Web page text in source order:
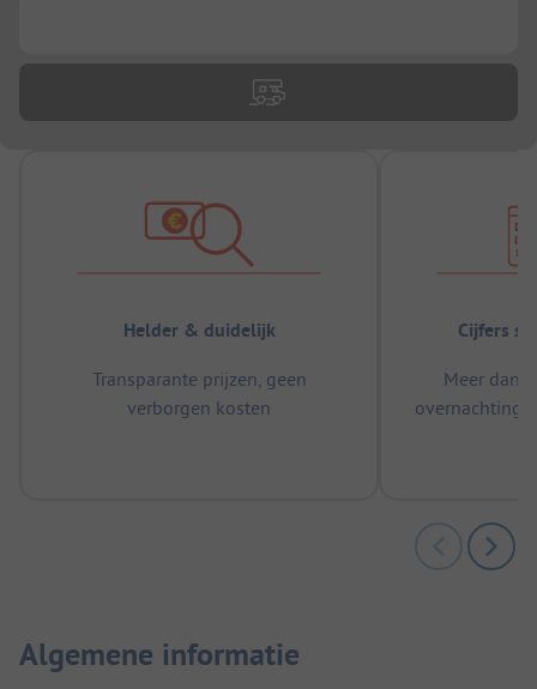
Helder & duidelijk
Transparante prijzen, geen
verborgen kosten
Cijfers
Meer dan
Algemene informatie